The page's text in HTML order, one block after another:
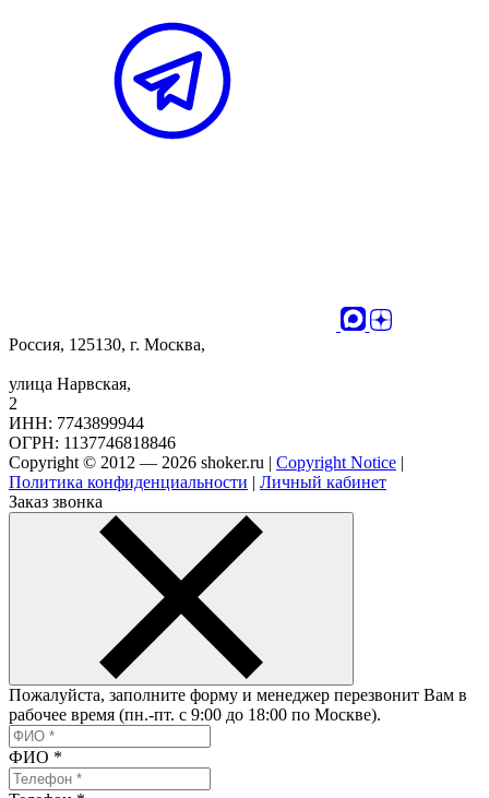
Россия, 125130, г. Москва,
улица Нарвская,
2
ИНН: 7743899944
ОГРН: 1137746818846
Copyright © 2012 — 2026 shoker.ru | Copyright Notice |
Политика конфиденциальности | Личный кабинет
Заказ звонка
Пожалуйста, заполните форму и менеджер перезвонит Вам в
рабочее время (пн.-пт. с 9:00 до 18:00 по Москве).
ФИО *